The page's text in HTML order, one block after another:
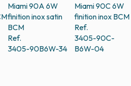
Miami 90A 6W
finition inox satin
BCM
Ref.
3405-90B6W-34
Miami 90C 6W
finition inox BCM
Ref.
3405-90C-
B6W-04